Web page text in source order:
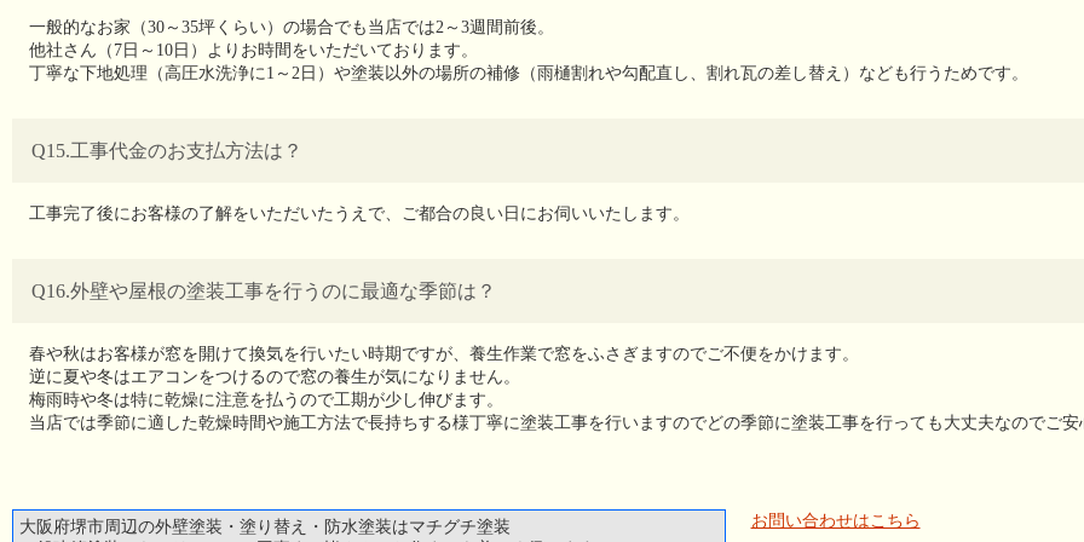
一般的なお家（30～35坪くらい）の場合でも当店では2～3週間前後。
他社さん（7日～10日）よりお時間をいただいております。
丁寧な下地処理（高圧水洗浄に1～2日）や塗装以外の場所の補修（雨樋割れや勾配直し、割れ瓦の差し替え）なども行うためです。
Q15.工事代金のお支払方法は？
工事完了後にお客様の了解をいただいたうえで、ご都合の良い日にお伺いいたします。
Q16.外壁や屋根の塗装工事を行うのに最適な季節は？
春や秋はお客様が窓を開けて換気を行いたい時期ですが、養生作業で窓をふさぎますのでご不便をかけます。
逆に夏や冬はエアコンをつけるので窓の養生が気になりません。
梅雨時や冬は特に乾燥に注意を払うので工期が少し伸びます。
当店では季節に適した乾燥時間や施工方法で長持ちする様丁寧に塗装工事を行いますのでどの季節に塗装工事を行っても大丈夫なのでご安
大阪府堺市周辺の外壁塗装・塗り替え・防水塗装はマチグチ塗装
お問い合わせはこちら